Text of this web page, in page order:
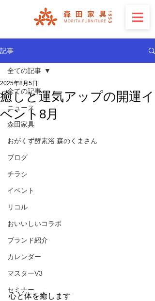
記事
全ての記事
ニュース
森田家具
おがくず酵素浴 森のくまさん
ブログ
チラシ
イベント
リコル
おいいしいコラボ
ブランド紹介
カレンダー
マスターV3
セミナー
全ての記事
癒しと運気アップの開運イ
ベント8月
2025年8月5日
心と体を癒します